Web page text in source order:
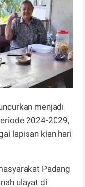
menjadi
2024-2029,
lapisan kian hari
Padang
ulayat di